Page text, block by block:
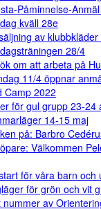
Påminnelse-
kväll 28e
av klubbkläder
28/4
om att arbeta på
11/4 öppnar
Camp 2022
för gul grupp 23-24
14-15 maj
på: Barbro
Välkommen
för våra barn och
för grön och vit
nummer av